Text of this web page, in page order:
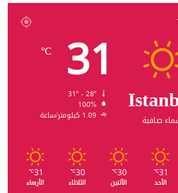
صافية
31
℃
100%
1.09 كيلومتر/ساعة
31
℃
الأحد
30
℃
الأثنين
30
℃
الثلاثاء
31
℃
الأربعاء